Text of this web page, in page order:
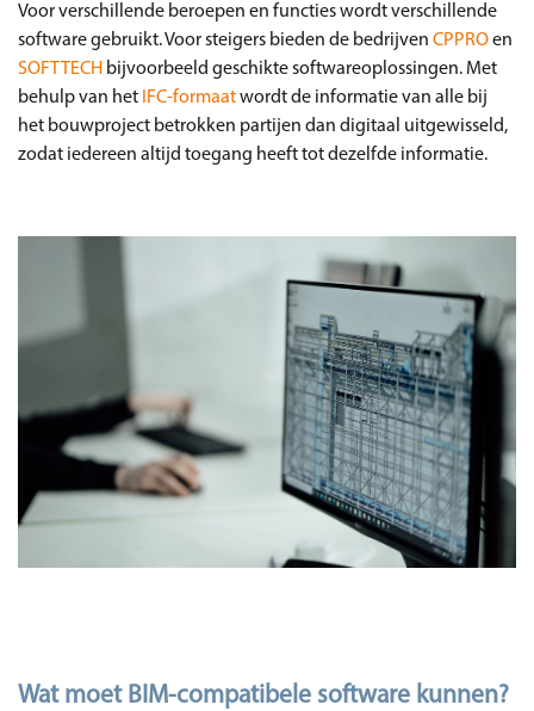
Voor verschillende beroepen en functies wordt verschillende
software gebruikt. Voor steigers bieden de bedrijven CPPROen
SOFTTECH bijvoorbeeld geschikte softwareoplossingen. Met
behulp van het IFC-formaatwordt de informatie van alle bij
het bouwproject betrokken partijen dan digitaal uitgewisseld,
zodat iedereen altijd toegang heeft tot dezelfde informatie.
Wat moet BIM-compatibele software kunnen?